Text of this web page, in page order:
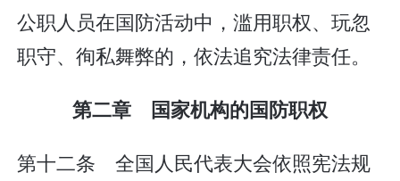
公职人员在国防活动中，滥用职权、玩忽
职守、徇私舞弊的，依法追究法律责任。
第二章 国家机构的国防职权
第十二条 全国人民代表大会依照宪法规